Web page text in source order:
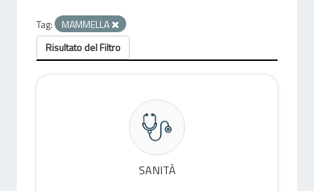
Tag:
MAMMELLA
Risultato del Filtro
SANITÀ